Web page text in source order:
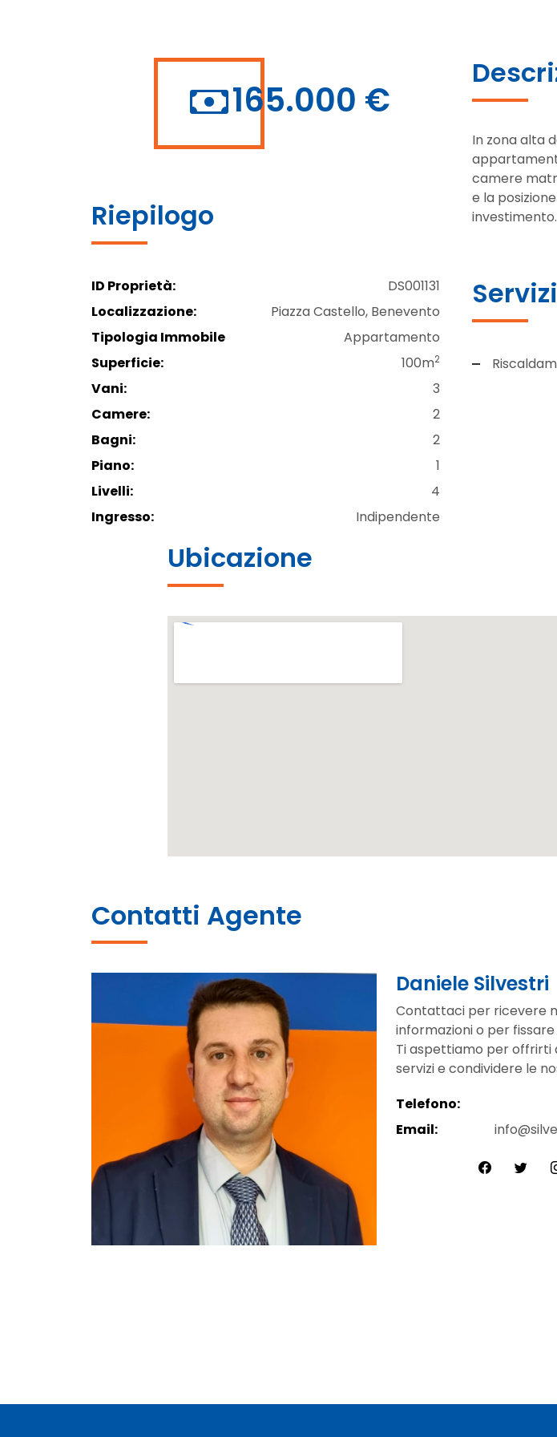
165.000 €
Riepilogo
ID Proprietà:
DS001131
Localizzazione:
Piazza Castello, Benevento
Tipologia Immobile
Appartamento
Superficie:
100m2
Vani:
3
Camere:
2
Bagni:
2
Piano:
1
Livelli:
4
Ingresso:
Indipendente
In zona alta
camere
e la
Servizi
Ubicazione
Contatti Agente
Daniele Silvestri
Contattaci per ricevere
informazioni o per
Ti aspettiamo per offrirti
servizi e condividere le
Telefono:
Email: